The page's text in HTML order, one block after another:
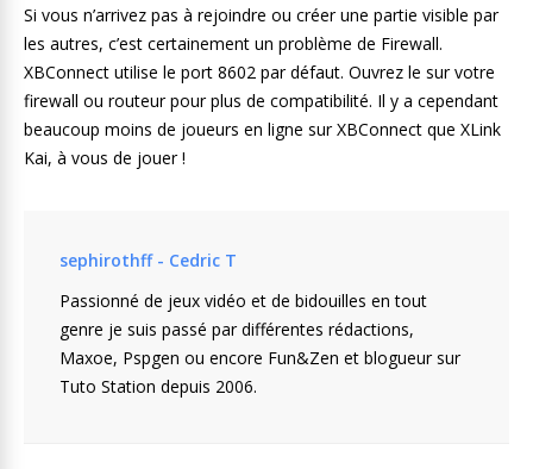
Si vous n’arrivez pas à rejoindre ou créer une partie visible par
les autres, c’est certainement un problème de Firewall.
XBConnect utilise le port 8602 par défaut. Ouvrez le sur votre
firewall ou routeur pour plus de compatibilité. Il y a cependant
beaucoup moins de joueurs en ligne sur XBConnect que XLink
Kai, à vous de jouer !
sephirothff - Cedric T
Passionné de jeux vidéo et de bidouilles en tout
genre je suis passé par différentes rédactions,
Maxoe, Pspgen ou encore Fun&Zen et blogueur sur
Tuto Station depuis 2006.